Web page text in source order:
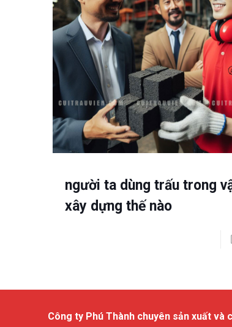
người ta dùng trấu trong
xây dựng thế nào
Công ty Phú Thành chuyên sản xuất